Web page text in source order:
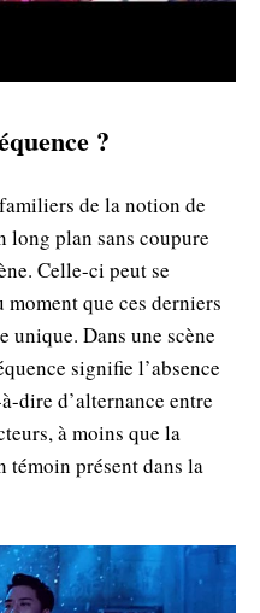
?
de la notion de
long plan sans coupure
Celle-ci peut se
que ces derniers
unique. Dans une scène
signifie l’absence
dire d’alternance entre
à moins que la
témoin présent dans la